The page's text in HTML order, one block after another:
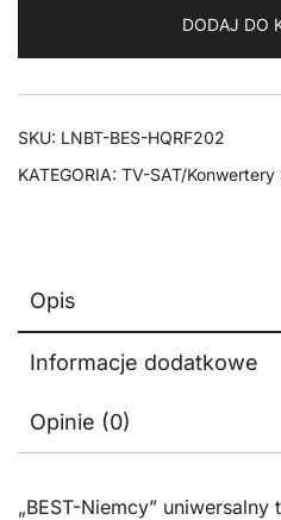
DODAJ DO
SKU: LNBT-BES-HQRF202
KATEGORIA: TV-SAT/Konwertery
Opis
Informacje dodatkowe
Opinie (0)
„BEST-Niemcy”